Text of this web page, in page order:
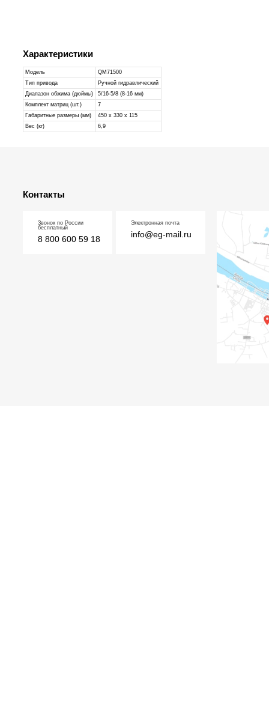
Характеристики
Модель
QM71500
Тип привода
Ручной гидравлический
Диапазон обжима (дюймы)
5/16-5/8 (8-16 мм)
Комплект матриц (шт.)
7
Габаритные размеры (мм)
450 х 330 х 115
Вес (кг)
6,9
Контакты
Звонок по России
бесплатный
8 800 600 59 18
Электронная почта
info@eg-mail.ru